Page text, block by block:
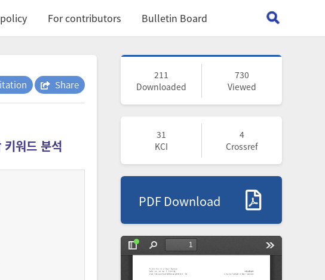
For contributors Bulletin Board
Share
워드 분석
211
Downloaded
730
Viewed
31
KCI
4
Crossref
PDF Download